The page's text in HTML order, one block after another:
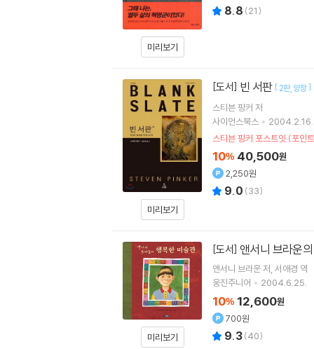
미리보기
8.8 (21)
미리보기
[도서] 빈 서판 [ 2판 양장]
스티븐 핑커 저
사이언스북스
2004.2.16.
스티븐 핑커 포스트잇 (포인
10% 40,500원
2,250원
9.0 (33)
미리보기
[도서] 앤서니 브라운
앤서니 브라운저 서애경 역
웅진주니어
2004.6.25.
10% 12,600원
700원
9.3(40)